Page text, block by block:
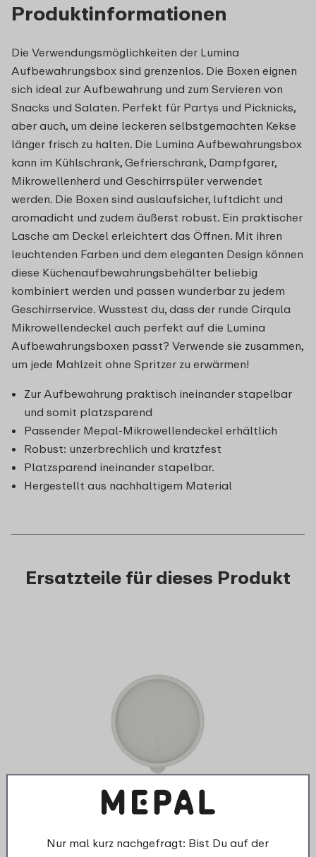
Produktinformationen
Die Verwendungsmöglichkeiten der Lumina
Aufbewahrungsbox sind grenzenlos. Die Boxen eignen
sich ideal zur Aufbewahrung und zum Servieren von
Snacks und Salaten. Perfekt für Partys und Picknicks,
aber auch, um deine leckeren selbstgemachten Kekse
länger frisch zu halten. Die Lumina Aufbewahrungsbox
kann im Kühlschrank, Gefrierschrank, Dampfgarer,
Mikrowellenherd und Geschirrspüler verwendet
werden. Die Boxen sind auslaufsicher, luftdicht und
aromadicht und zudem äußerst robust. Ein praktischer
Lasche am Deckel erleichtert das Öffnen. Mit ihren
leuchtenden Farben und dem eleganten Design können
diese Küchenaufbewahrungsbehälter beliebig
kombiniert werden und passen wunderbar zu jedem
Geschirrservice. Wusstest du, dass der runde Cirqula
Mikrowellendeckel auch perfekt auf die Lumina
Aufbewahrungsboxen passt? Verwende sie zusammen,
um jede Mahlzeit ohne Spritzer zu erwärmen!
Zur Aufbewahrung praktisch ineinander stapelbar
und somit platzsparend
Passender Mepal-Mikrowellendeckel erhältlich
Robust: unzerbrechlich und kratzfest
Platzsparend ineinander stapelbar.
Hergestellt aus nachhaltigem Material
Ersatzteile für dieses Produkt
Deckel aufbewahrungsdose
Nur mal kurz nachgefragt: Bist Du auf der